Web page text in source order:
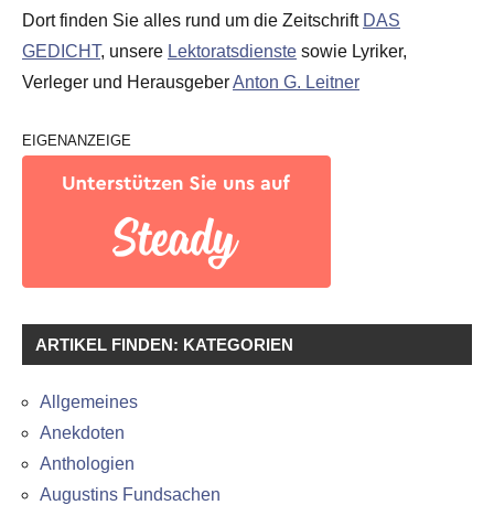
Dort finden Sie alles rund um die Zeitschrift DAS
GEDICHT, unsere Lektoratsdienste sowie Lyriker,
Verleger und HerausgeberAnton G. Leitner
EIGENANZEIGE
ARTIKEL FINDEN: KATEGORIEN
Allgemeines
Anekdoten
Anthologien
Augustins Fundsachen